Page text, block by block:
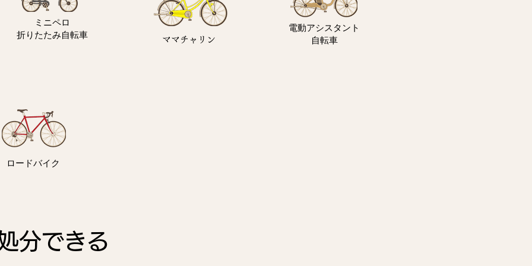
ミニペロ
​折りたたみ自転車
ママチャリン
電動アシスタント
自転車
ロードバイク
分できる